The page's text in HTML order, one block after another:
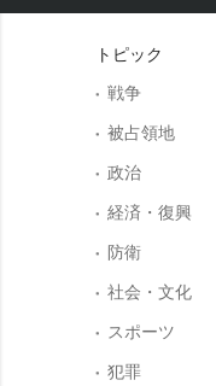
トピック
戦争
被占領地
政治
経済・復興
防衛
社会・文化
スポーツ
犯罪